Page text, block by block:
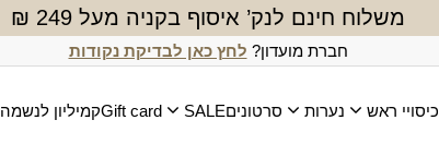
משלוח חינם לנק’ איסוף בקניה מעל 249 ₪
חברת מועדון? לחץ כאן לבדיקת נקודות
כיסויי ראש נערות סרטוניםSALE
Gift cardקמיליון לנשמה